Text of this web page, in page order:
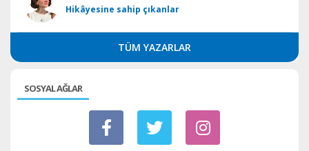
Hikâyesine sahip çıkanlar
TÜM YAZARLAR
SOSYAL AĞLAR